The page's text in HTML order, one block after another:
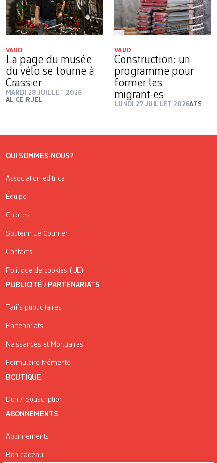
VAUD
La page du musée
du vélo se tourne à
Crassier
MARDI 28 JUILLET 2026
ALICE RUEL
VAUD
Construction: un
programme pour
former les
migrant·es
LUNDI 27 JUILLET 2026ATS
QUI SOMMES-NOUS?
Association éditrice
Équipe
Chartes
Soutenir Le Courrier
Contacts
Politique de cookies (UE)
PUBLICITÉ / PARTENARIATS
Tarifs publicitaires
Partenariats
Naissances et Mortuaires
Formulaire Mémento
BOUTIQUE
Don / Souscription
ABONNEMENTS
Abonnements
Bon cadeau